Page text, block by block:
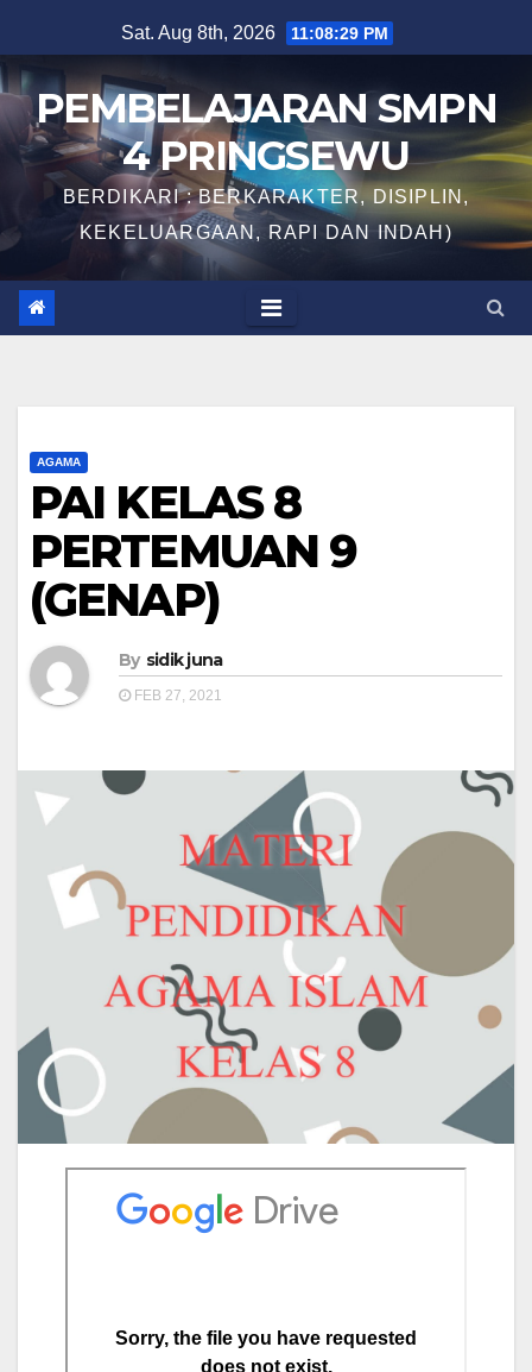
to
content
Sat. Aug 8th, 2026 11:08:30 PM
PEMBELAJARAN SMPN
4 PRINGSEWU
BERDIKARI : BERKARAKTER, DISIPLIN,
KEKELUARGAAN, RAPI DAN INDAH)
AGAMA
PAI KELAS 8
PERTEMUAN 9
(GENAP)
By sidik juna
FEB 27, 2021